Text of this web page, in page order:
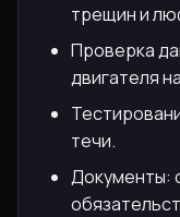
трещин и
Проверка
двигателя
течи.
Документы: